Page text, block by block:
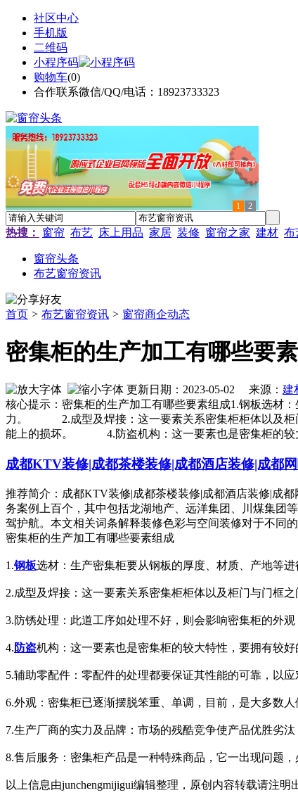
社区中心
手机版
二维码
小程序码
购物车(0)
合作联系微信/QQ/电话：18923733323
1 2
热搜： 窗帘 布艺 床上用品 家居 装修 窗帘之家 建材 布
窗帘头条
布艺窗帘资讯
首页 > 布艺窗帘资讯 > 窗帘商企动态
密集柜的生产加工有哪些要
更新日期：2023-05-02 来源： 建
核心提示：密集柜的生产加工有哪些要素组成1.钢板选材
力。 2.成型及焊接：这一要素关系密集柜柜体以及柜
能上的损坏。 4.防盗机构：这一要素也是密集柜的较
成都KTV装修|成都茶楼装修|成都酒店装修|成都
推荐简介：成都KTV装修|成都茶楼装修|成都酒店装修|成
务案例上百个，其中包括龙湖地产、远洋集团、川煤集团
驾护航。本文相关词条解释装修色彩与空间装修对于不同
密集柜的生产加工有哪些要素组成
1.钢板选材：生产密集柜要从钢板的厚度、材质、产地等
2.成型及焊接：这一要素关系密集柜柜体以及柜门与门框之
3.防锈处理：此道工序如处理不好，则会影响密集柜的外观
4. 防盗机构：这一要素也是密集柜的较大特性，要拥有较
5.辅助零配件：零配件的处理都要保证其性能的可靠，以应
6.外观：密集柜已逐渐摆脱笨重、单调，目前，是大多数人
7.生产厂商的实力及品牌：市场的残酷竞争使产品优胜劣
8.售后服务：密集柜产品是一种特殊商品，它一出现问题
以上信息由junchengmijigui编辑整理，原创内容转载请注明